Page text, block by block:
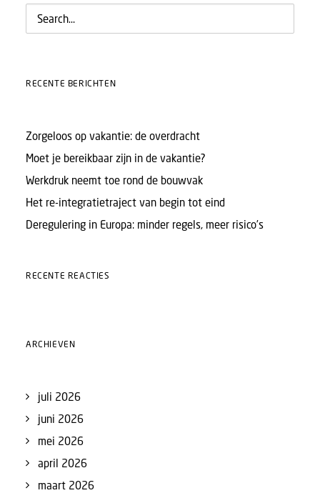
RECENTE BERICHTEN
Zorgeloos op vakantie: de overdracht
Moet je bereikbaar zijn in de vakantie?
Werkdruk neemt toe rond de bouwvak
Het re-integratietraject van begin tot eind
Deregulering in Europa: minder regels, meer risico’s
RECENTE REACTIES
ARCHIEVEN
juli 2026
juni 2026
mei 2026
april 2026
maart 2026